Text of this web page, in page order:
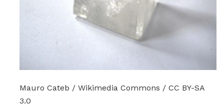
Mauro Cateb / Wikimedia Commons / CC BY-SA
3.0